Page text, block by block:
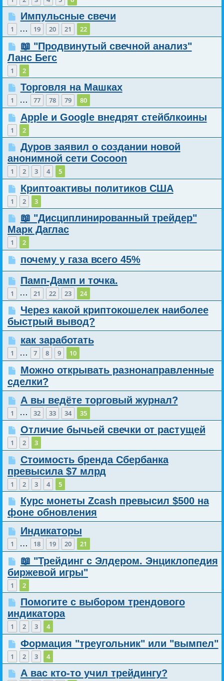
Импульсные свечи
1 … 19 20 21 22
📖 "Продвинутый свечной анализ"
Ланс Бегс
1 2
Торговля на Машках
1 … 77 78 79 80
Apple и Google внедрят стейблкоины
1 2
Дуров заявил о создании новой
анонимной сети Cocoon
1 2 3 4 5
Криптоактивы политиков США
1 2 3
📖 "Дисциплинированный трейдер"
Марк Даглас
1 2
почему у газа всего 45%
Памп-Дамп и точка.
1 … 21 22 23 24
Через какой криптокошелек наиболее
быстрый вывод?
как заработать
1 … 7 8 9 10
Можно открывать разнонаправленные
сделки?
А вы ведёте торговый журнал?
1 … 32 33 34 35
Отличие бычьей свечки от растущей
1 2 3
Стоимость бренда Сбербанка
превысила $7 млрд
1 2 3 4 5
Курс монеты Zcash превысил $500 на
фоне обновления
Индикаторы
1 … 18 19 20 21
📖 "Трейдинг с Элдером. Энциклопедия
биржевой игры"
1 2
Помогите с выбором трендового
индикатора
1 2 3 4
Формация "треугольник" или "вымпел"
1 2 3 4
А вас кто-то учил трейдингу?